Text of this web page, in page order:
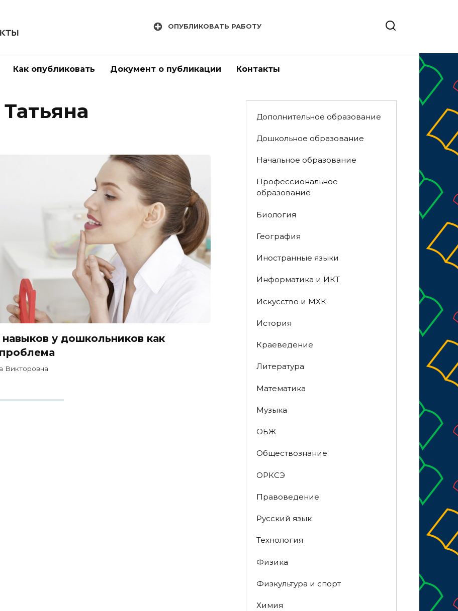
ОПУБЛИКОВАТЬ РАБОТУ
Как опубликовать Документ о публикации Контакты
у дошкольников как
Викторовна
Дополнительное образование
Дошкольное образование
Начальное образование
Профессиональное
образование
Биология
География
Иностранные языки
Информатика и ИКТ
Искусство и МХК
История
Краеведение
Литература
Математика
Музыка
ОБЖ
Обществознание
ОРКСЭ
Правоведение
Русский язык
Технология
Физика
Физкультура и спорт
Химия